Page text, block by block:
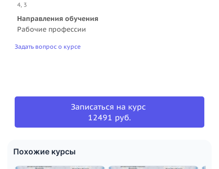
4, 3
Направления обучения
Рабочие профессии
Задать вопрос о курсе
Записаться на курс
12491 руб.
Похожие курсы